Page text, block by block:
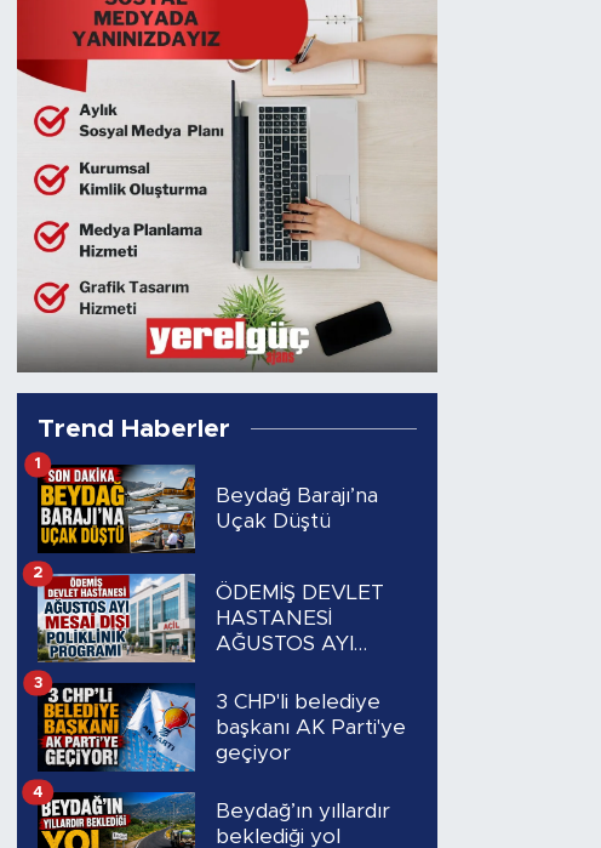
Trend Haberler
Beydağ Barajı’na
Uçak Düştü
1
ÖDEMİŞ DEVLET
HASTANESİ
AĞUSTOS AYI
POLİKLİNİK
PROGRAMI
2
3 CHP'li belediye
başkanı AK Parti'ye
geçiyor
3
Beydağ’ın yıllardır
beklediği yol
4